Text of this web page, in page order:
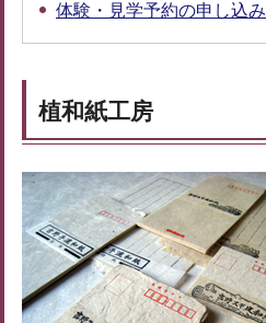
体験・見学予約の申し込み
植和紙工房